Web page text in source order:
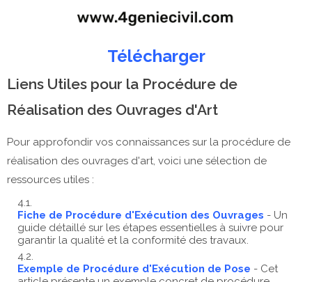
Télécharger
Liens Utiles pour la Procédure de
Réalisation des Ouvrages d'Art
Pour approfondir vos connaissances sur la procédure de
réalisation des ouvrages d'art, voici une sélection de
ressources utiles :
Fiche de Procédure d'Exécution des Ouvrages - Un
guide détaillé sur les étapes essentielles à suivre pour
garantir la qualité et la conformité des travaux.
Exemple de Procédure d'Exécution de Pose - Cet